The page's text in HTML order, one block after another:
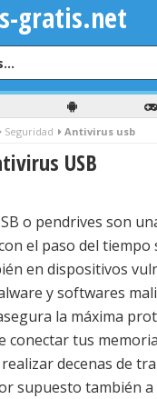
gratis.net
Seguridad Antivirus usb
USB
o pendrives son
el paso del tiempo
en dispositivos
y softwares
la máxima
conectar tus
decenas de
supuesto también a